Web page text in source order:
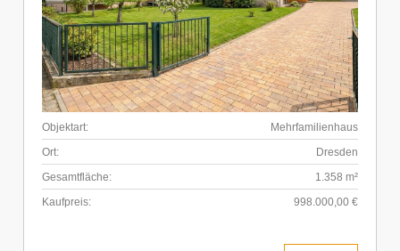
Objektart:
Mehrfamilienhaus
Ort:
Dresden
Gesamtfläche:
1.358 m²
Kaufpreis:
998.000,00 €